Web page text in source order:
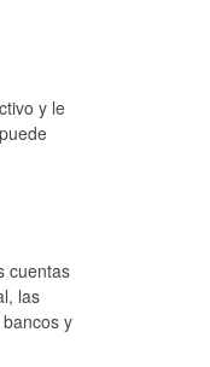
y le
cuentas
las
y